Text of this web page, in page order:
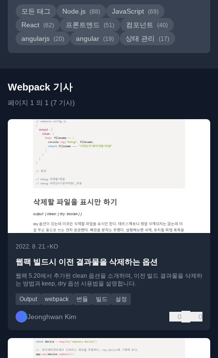
모든 태그
Node.js (88) JavaScript (69)
React (62) 프론트엔드 (51) 컴포넌트 (40)
angularjs (20) angular (19) 상태 관리 (17)
Webpack 기사
페이지 1 의 1 (7 기사)
2022. 8. 21.• KO
웹팩 빌드시 이전 결과물을 삭제하는 옵션
웹팩 5.20에서 추가된 clean 옵션을 소개하며, 이전 빌드 결과물을 삭제하
는 방법과 keep, dry 옵션 사용법을 설명합니다.
Output webpack 번들 빌드 설정
Jeonghwan Kim 0 0